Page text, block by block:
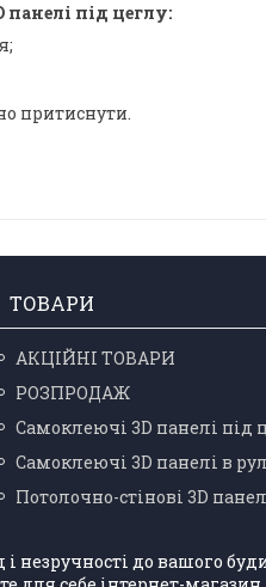
під цеглу:
притиснути.
ТОВАРИ
АКЦІЙНІ ТОВАРИ
РОЗПРОДАЖ
Самоклеючі 3D панелі під
Самоклеючі 3D панелі в
Потолочно-стінові 3D
незручності до вашого